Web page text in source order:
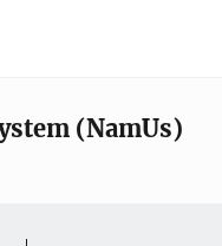
(NamUs)